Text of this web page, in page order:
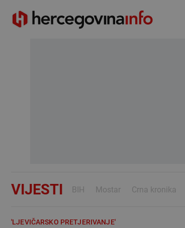
VIJESTI BIH Mostar Crna kronika
'LJEVIČARSKO PRETJERIVANJE'